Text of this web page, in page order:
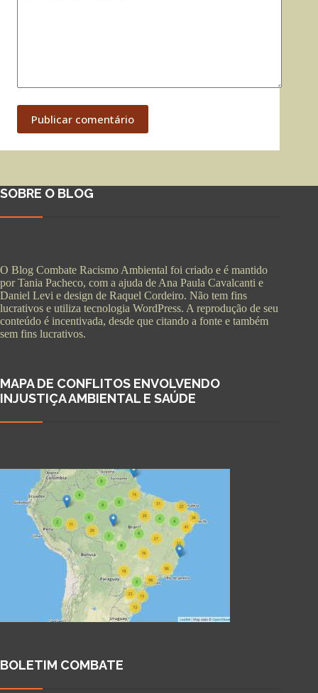
Publicar comentário
SOBRE O BLOG
O Blog Combate Racismo Ambiental foi criado e é mantido
por Tania Pacheco, com a ajuda de Ana Paula Cavalcanti e
Daniel Levi e design de Raquel Cordeiro. Não tem fins
lucrativos e utiliza tecnologia WordPress. A reprodução de seu
conteúdo é incentivada, desde que citando a fonte e também
sem fins lucrativos.
MAPA DE CONFLITOS ENVOLVENDO
INJUSTIÇA AMBIENTAL E SAÚDE
BOLETIM COMBATE